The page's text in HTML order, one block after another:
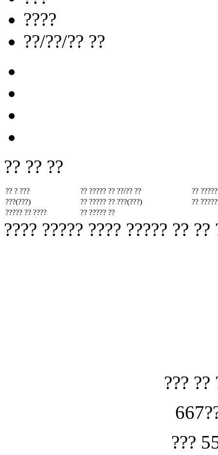
????
??/??/?? ??
?? ?? ??
?? ? ??? ?? ????? ?? ??/?? ??
??
???(???)
?? ????? ?? ???(???)
??
????? ?? ????
?? ????? ??
???? ????? ???? ????? ??
??? ??
???